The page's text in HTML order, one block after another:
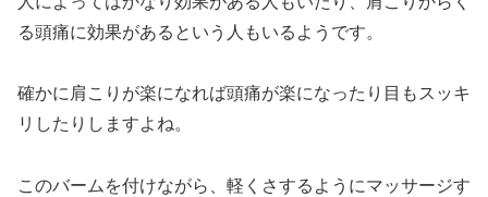
る頭痛に効果があるという人もいるようです。
確かに肩こりが楽になれば頭痛が楽になったり目もスッキ
リしたりしますよね。
このバームを付けながら、軽くさするようにマッサージす